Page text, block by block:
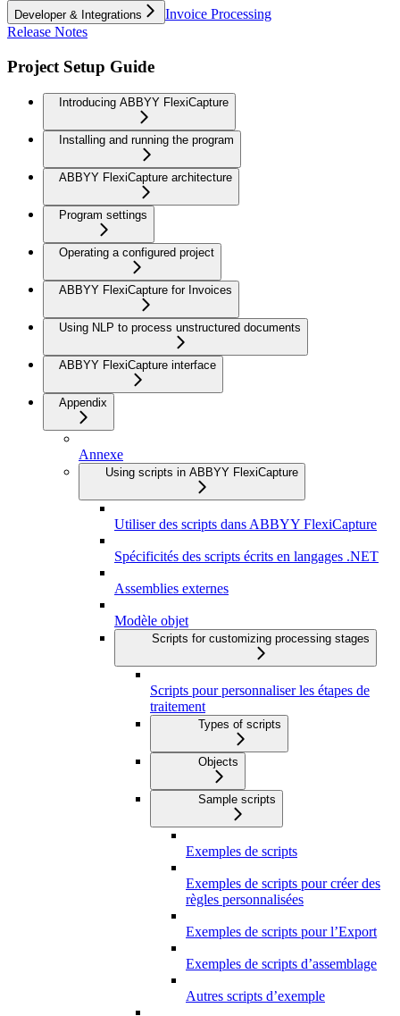
Developer & Integrations
Invoice Processing
Release Notes
Project Setup Guide
Introducing ABBYY FlexiCapture
Installing and running the program
ABBYY FlexiCapture architecture
Program settings
Operating a configured project
ABBYY FlexiCapture for Invoices
Using NLP to process unstructured documents
ABBYY FlexiCapture interface
Appendix
Annexe
Using scripts in ABBYY FlexiCapture
Utiliser des scripts dans ABBYY FlexiCapture
Spécificités des scripts écrits en langages .NET
Assemblies externes
Modèle objet
Scripts for customizing processing stages
Scripts pour personnaliser les étapes de
traitement
Types of scripts
Objects
Sample scripts
Exemples de scripts
Exemples de scripts pour créer des
règles personnalisées
Exemples de scripts pour l’Export
Exemples de scripts d’assemblage
Autres scripts d’exemple